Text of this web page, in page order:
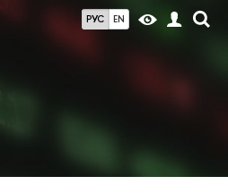
РУС EN